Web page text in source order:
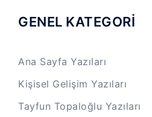
GENEL KATEGORİ
Ana Sayfa Yazıları
Kişisel Gelişim Yazıları
Tayfun Topaloğlu Yazıları